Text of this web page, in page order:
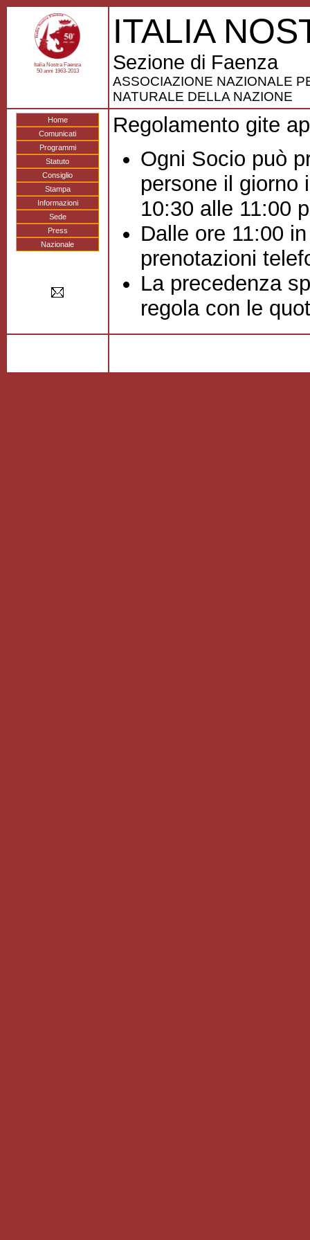
Italia Nostra Faenza
50 anni 1963-2013
ITALIA
Sezione di Faenza
ASSOCIAZIONE NAZIONALE
NATURALE DELLA NAZIONE
Home
Comunicati
Programmi
Statuto
Consiglio
Stampa
Informazioni
Sede
Press
Nazionale
Regolamento gite
Ogni Socio può
persone il giorno
10:30 alle 11:00
Dalle ore 11:00
prenotazioni
La precedenza
regola con le